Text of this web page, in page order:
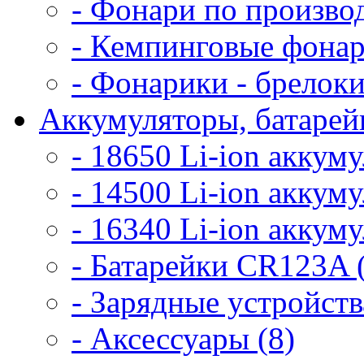
- Фонари по
- Кемпинговые
- Фонарики -
Аккумуляторы,
- 18650 Li-ion
- 14500 Li-ion
- 16340 Li-ion
- Батарейки CR123A
- Зарядные
- Аксессуары (8)